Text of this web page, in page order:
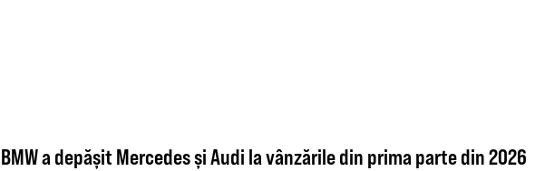
BMW a depășit Mercedes și Audi la vânzările din prima parte din 2026